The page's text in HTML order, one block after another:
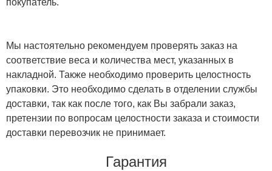
покупатель.
Мы настоятельно рекомендуем проверять заказ на
соответствие веса и количества мест, указанных в
накладной. Также необходимо проверить целостность
упаковки. Это необходимо сделать в отделении службы
доставки, так как после того, как Вы забрали заказ,
претензии по вопросам целостности заказа и стоимости
доставки перевозчик не принимает.
Гарантия